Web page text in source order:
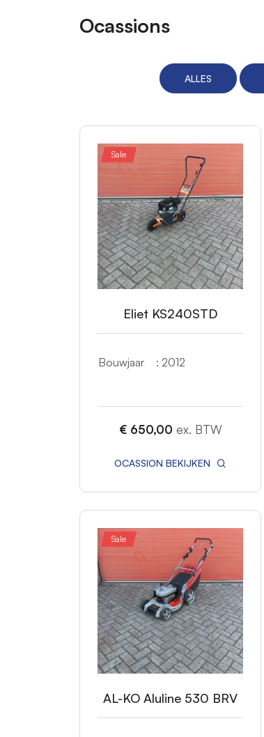
Ocassions
ALLES
Sale
Eliet KS240STD
Bouwjaar : 2012
€ 650,00 ex. BTW
OCASSION BEKIJKEN
Sale
AL-KO Aluline 530 BRV